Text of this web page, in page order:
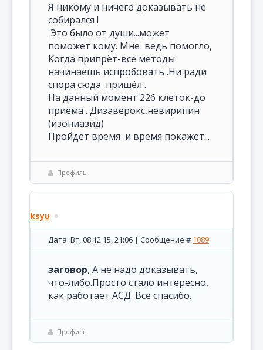
Я никому и ничего доказывать не
собирался !
Это было от души...может
поможет кому. Мне ведь помогло,
Когда припрёт-все методы
начинаешь испробовать .Ни ради
спора сюда пришёл .
На данный момент 226 клеток-до
приёма . Дизаверокс,невирипин
(изониазид)
Пройдёт время и время покажет...
Профиль
ksyu
Дата: Вт, 08.12.15, 21:06 | Сообщение # 1089
заговор, А не надо доказывать,
что-либо.Просто стало интересно,
как работает АСД. Всё спасибо.
Профиль